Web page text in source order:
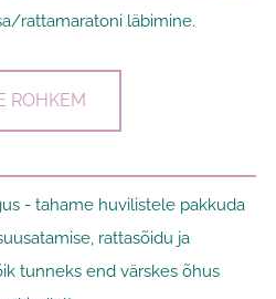
rattamaratoni läbimine.
ROHKEM
- tahame huvilistele pakkuda
rattasõidu ja
tunneks end värskes õhus